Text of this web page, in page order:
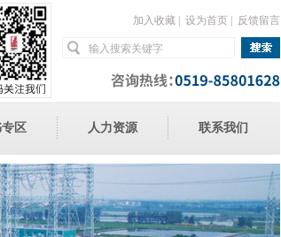
加入收藏| 设为首页| 反馈留言
区 人力资源 联系我们